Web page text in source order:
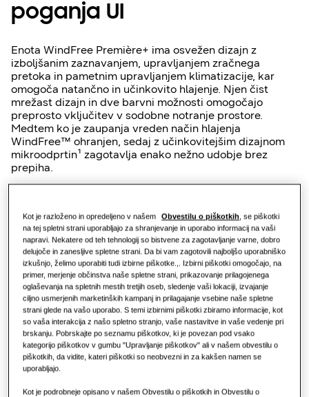
Maloprodaja
Restavracija
Pisarna
Trajnost
One Samsung
SmartThings Pro
poganja UI
Enota WindFree Première+ ima osvežen dizajn z
izboljšanim zaznavanjem, upravljanjem zračnega
pretoka in pametnim upravljanjem klimatizacije, kar
omogoča natančno in učinkovito hlajenje. Njen čist
mrežast dizajn in dve barvni možnosti omogočajo
preprosto vključitev v sodobne notranje prostore.
Medtem ko je zaupanja vreden način hlajenja
WindFree™ ohranjen, sedaj z učinkovitejšim dizajnom
mikroodprtin¹ zagotavlja enako nežno udobje brez
prepiha.
uporabljen pri tem modelu, uporablja senzor gibanja, ki
deluje s pomočjo radarja, ter Motion Wings, da zračni
pretok inteligentno prilagodi glede na zasedenost
prostora, medtem ko pametno upravljanje podpira
brezhibno delovanje za premium stanovanjske
namestitve.
Zahtevaj ponudbo
Kot je razloženo in opredeljeno v našem Obvestilu o piškotkih, se piškotki
na tej spletni strani uporabljajo za shranjevanje in uporabo informacij na vaši
napravi. Nekatere od teh tehnologij so bistvene za zagotavljanje varne, dobro
delujoče in zanesljive spletne strani. Da bi vam zagotovili najboljšo uporabniško
izkušnjo, želimo uporabiti tudi izbirne piškotke.,. Izbirni piškotki omogočajo, na
primer, merjenje občinstva naše spletne strani, prikazovanje prilagojenega
oglaševanja na spletnih mestih tretjih oseb, sledenje vaši lokaciji, izvajanje
ciljno usmerjenih marketinških kampanj in prilagajanje vsebine naše spletne
strani glede na vašo uporabo. S temi izbirnimi piškotki zbiramo informacije, kot
so vaša interakcija z našo spletno stranjo, vaše nastavitve in vaše vedenje pri
brskanju. Pobrskajte po seznamu piškotkov, ki je povezan pod vsako
kategorijo piškotkov v gumbu "Upravljanje piškotkov" ali v našem obvestilu o
piškotkih, da vidite, kateri piškotki so neobvezni in za kakšen namen se
uporabljajo.
Kot je podrobneje opisano v našem Obvestilu o piškotkih in Obvestilu o